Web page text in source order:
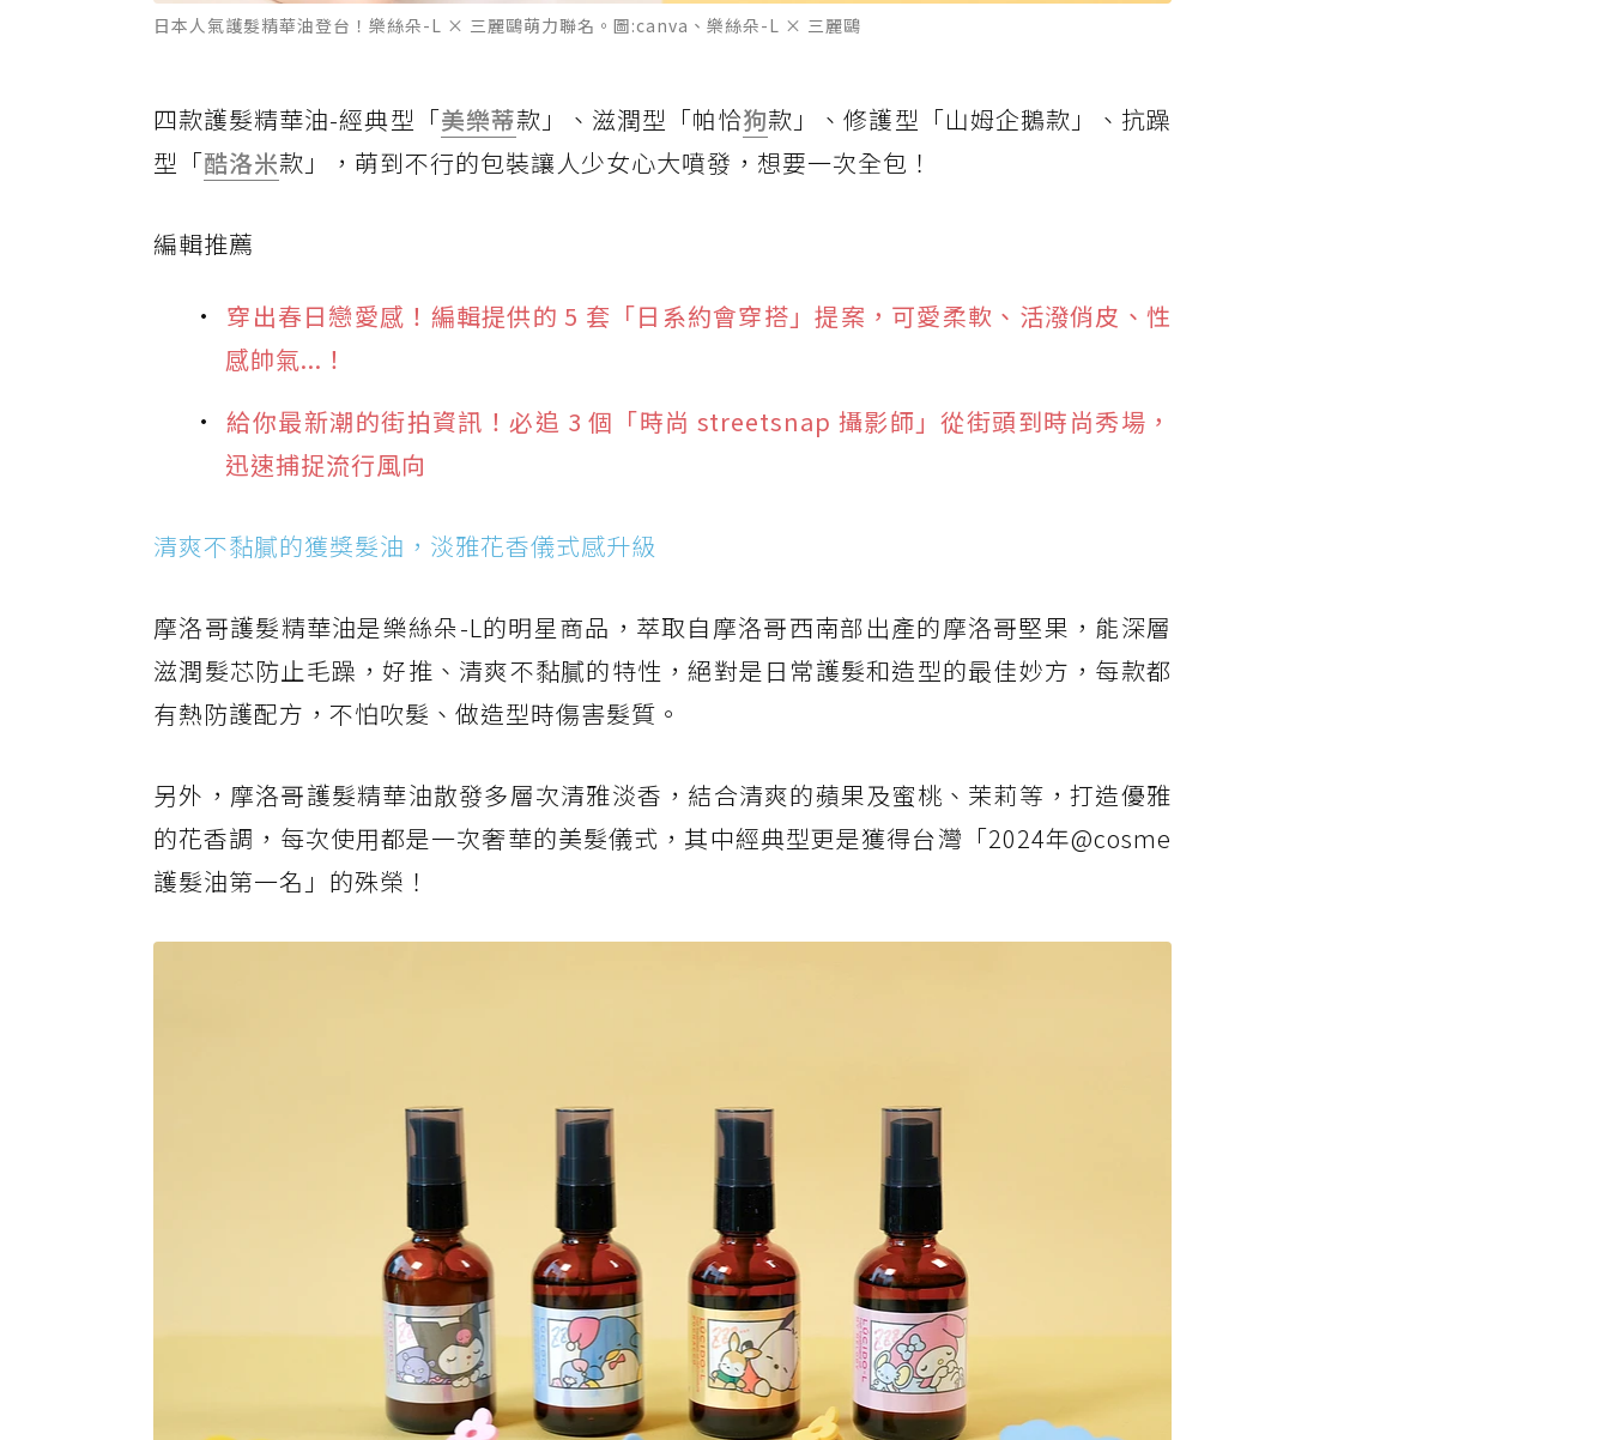
日本人氣護髮精華油登台！樂絲朵-L × 三麗鷗萌力聯名。圖:canva、樂絲朵-L × 三麗鷗
四款護髮精華油-經典型「美樂蒂款」、滋潤型「帕恰狗款」、修護型「山姆企鵝款」、抗躁
型「酷洛米款」，萌到不行的包裝讓人少女心大噴發，想要一次全包！
編輯推薦
穿出春日戀愛感！編輯提供的 5 套「日系約會穿搭」提案，可愛柔軟、活潑俏皮、性
感帥氣...！
給你最新潮的街拍資訊！必追 3 個「時尚 streetsnap 攝影師」從街頭到時尚秀場，
迅速捕捉流行風向
清爽不黏膩的獲獎髮油，淡雅花香儀式感升級
摩洛哥護髮精華油是樂絲朵-L的明星商品，萃取自摩洛哥西南部出產的摩洛哥堅果，能深層
滋潤髮芯防止毛躁，好推、清爽不黏膩的特性，絕對是日常護髮和造型的最佳妙方，每款都
有熱防護配方，不怕吹髮、做造型時傷害髮質。
另外，摩洛哥護髮精華油散發多層次清雅淡香，結合清爽的蘋果及蜜桃、茉莉等，打造優雅
的花香調，每次使用都是一次奢華的美髮儀式，其中經典型更是獲得台灣「2024年@cosme
護髮油第一名」的殊榮！